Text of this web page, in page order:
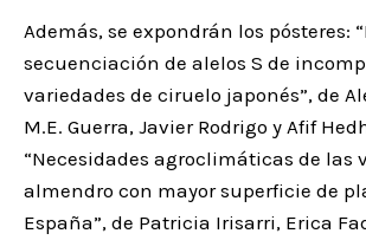
Además, se expondrán los pósteres:
secuenciación de alelos S de
variedades de ciruelo japonés”, de
M.E. Guerra, Javier Rodrigo y Afif
“Necesidades agroclimáticas de las
almendro con mayor superficie de
España”, de Patricia Irisarri, Erica